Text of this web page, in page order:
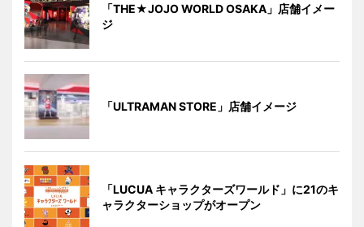
「THE★JOJO WORLD OSAKA」店舗イメー
ジ
「ULTRAMAN STORE」店舗イメージ
「LUCUA キャラクターズワールド」に21のキ
ャラクターショップがオープン